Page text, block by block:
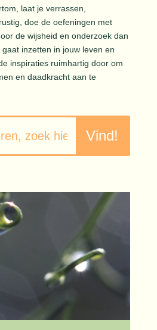
laat je verrassen,
doe de oefeningen met
de wijsheid en onderzoek dan
inzetten in jouw leven en
inspiraties ruimhartig door om
en daadkracht aan te